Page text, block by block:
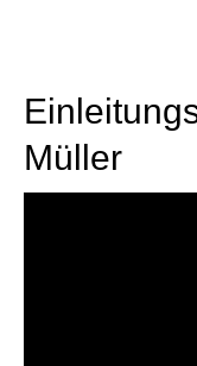
Müller